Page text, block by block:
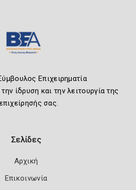
Επιχειρηματία
ίδρυση και την λειτουργία της
σας.
Σελίδες
Αρχική
Επικοινωνία